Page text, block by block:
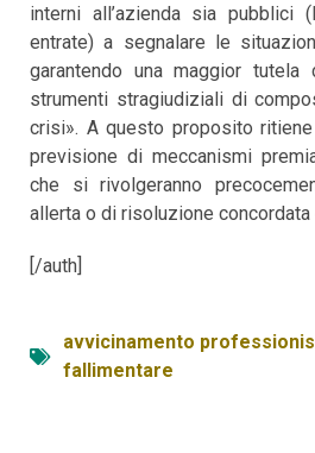
interni all’azienda sia pubblici
entrate) a segnalare le
garantendo una maggior tutela
strumenti stragiudiziali di
crisi». A questo proposito
previsione di meccanismi
che si rivolgeranno
allerta o di risoluzione
[/auth]
avvicinamento
fallimentare